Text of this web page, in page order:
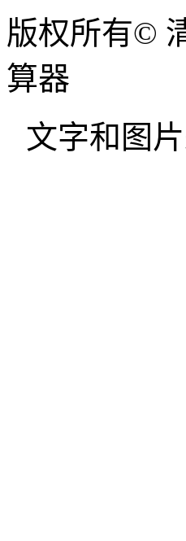
版权所有©
算器
文字和图